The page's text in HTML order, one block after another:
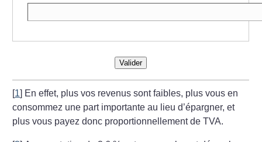
Valider
[1] En effet, plus vos revenus sont faibles, plus vous en
consommez une part importante au lieu d’épargner, et
plus vous payez donc proportionnellement de TVA.